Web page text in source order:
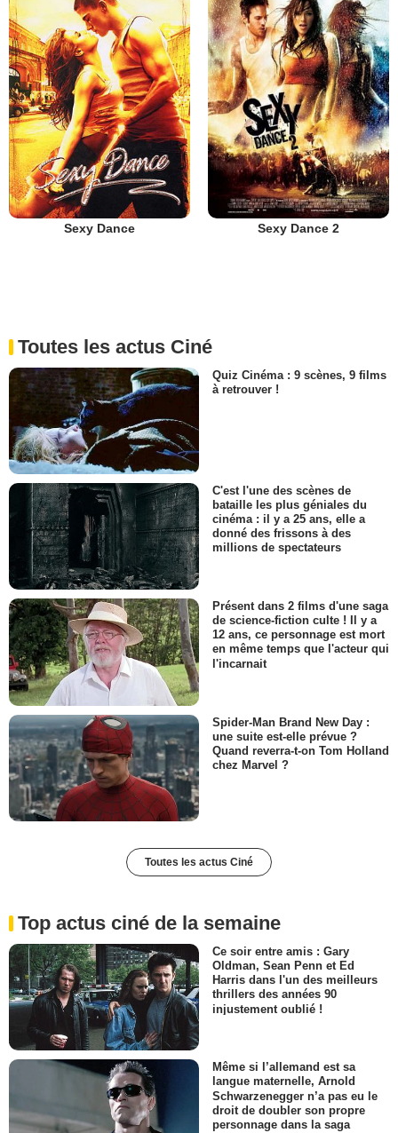
Sexy Dance Sexy Dance 2
Toutes les actus Ciné
Quiz Cinéma : 9 scènes, 9 films
à retrouver !
C'est l'une des scènes de
bataille les plus géniales du
cinéma : il y a 25 ans, elle a
donné des frissons à des
millions de spectateurs
Présent dans 2 films d'une saga
de science-fiction culte ! Il y a
12 ans, ce personnage est mort
en même temps que l'acteur qui
l'incarnait
Spider-Man Brand New Day :
une suite est-elle prévue ?
Quand reverra-t-on Tom Holland
chez Marvel ?
Toutes les actus Ciné
Top actus ciné de la semaine
Ce soir entre amis : Gary
Oldman, Sean Penn et Ed
Harris dans l'un des meilleurs
thrillers des années 90
injustement oublié !
Même si l’allemand est sa
langue maternelle, Arnold
Schwarzenegger n’a pas eu le
droit de doubler son propre
personnage dans la saga